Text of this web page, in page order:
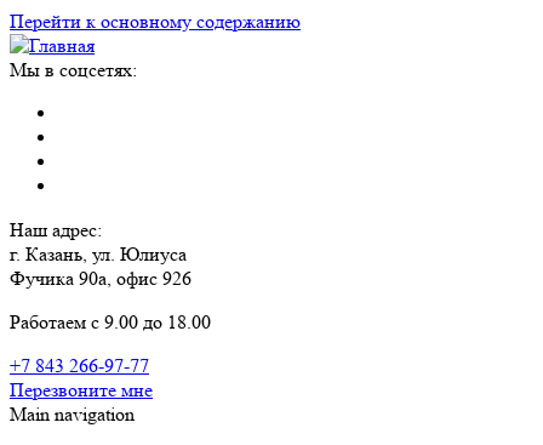
Перейти к основному содержанию
Мы в соцсетях:
Наш адрес:
г. Казань, ул. Юлиуса
Фучика 90а, офис 926
Работаем с 9.00 до 18.00
+7 843 266-97-77
Перезвоните мне
Main navigation